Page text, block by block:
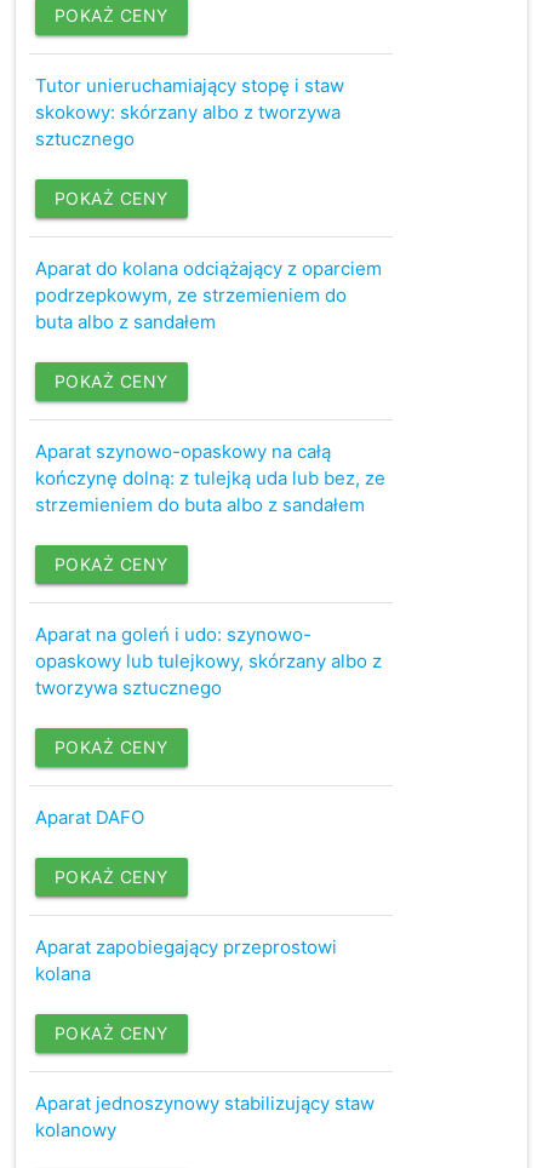
POKAŻ CENY
Tutor unieruchamiający stopę i staw
skokowy: skórzany albo z tworzywa
sztucznego
POKAŻ CENY
Aparat do kolana odciążający z oparciem
podrzepkowym, ze strzemieniem do
buta albo z sandałem
POKAŻ CENY
Aparat szynowo-opaskowy na całą
kończynę dolną: z tulejką uda lub bez, ze
strzemieniem do buta albo z sandałem
POKAŻ CENY
Aparat na goleń i udo: szynowo-
opaskowy lub tulejkowy, skórzany albo z
tworzywa sztucznego
POKAŻ CENY
Aparat DAFO
POKAŻ CENY
Aparat zapobiegający przeprostowi
kolana
POKAŻ CENY
Aparat jednoszynowy stabilizujący staw
kolanowy